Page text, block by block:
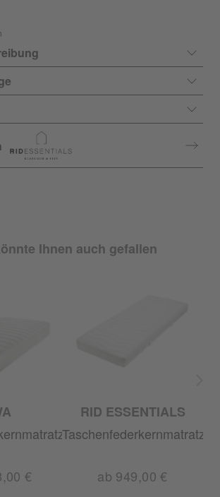
Ihnen auch gefallen
€
RID ESSENTIALS
Taschenfederkernmatratze
ab 949,00 €